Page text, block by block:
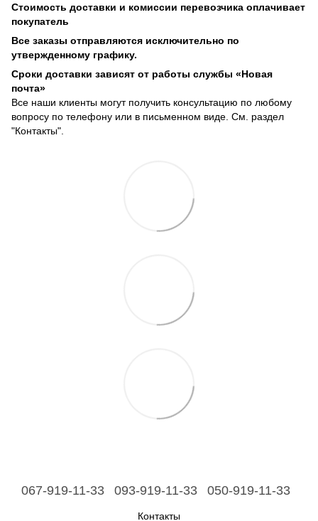
Стоимость доставки и комиссии перевозчика оплачивает
покупатель
Все заказы отправляются исключительно по
утвержденному графику.
Сроки доставки зависят от работы службы «Новая
почта»
Все наши клиенты могут получить консультацию по любому
вопросу по телефону или в письменном виде. См. раздел
"Контакты".
067-919-11-33 093-919-11-33 050-919-11-33
Контакты